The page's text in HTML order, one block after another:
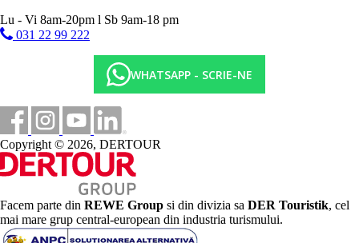
Lu - Vi 8am-20pm l Sb 9am-18 pm
031 22 99 222
WHATSAPP - SCRIE-NE
Copyright © 2026, DERTOUR
Facem parte din REWE Group si din divizia sa DER Touristik, cel
mai mare grup central-european din industria turismului.